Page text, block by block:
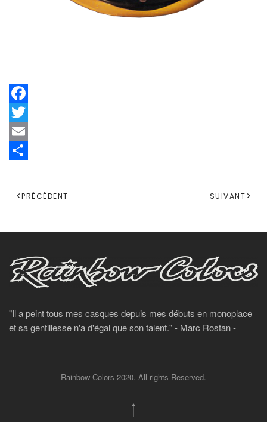
Facebook
Twitter
Email
PRÉCÉDENT SUIVANT
"Il a peint tous mes casques depuis mes débuts en monoplace
et sa gentillesse n'a d'égal que son talent." - Marc Rostan -
Rainbow Colors 2020. All rights Reserved.